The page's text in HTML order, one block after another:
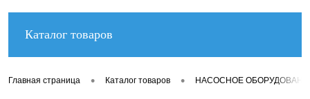
Каталог товаров
Главная страница • Каталог товаров • НАСОСНОЕ